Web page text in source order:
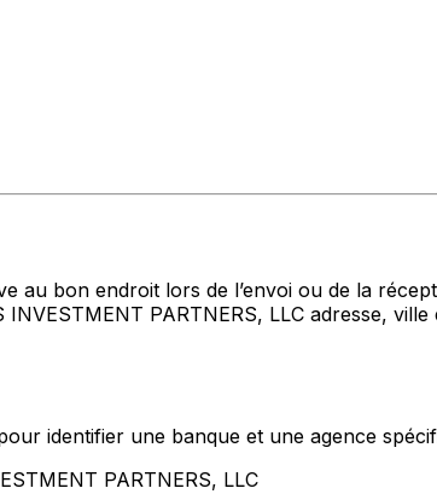
bon endroit lors de l’envoi ou de la
PARTNERS, LLC adresse,
identifier une banque et une agence
PARTNERS, LLC